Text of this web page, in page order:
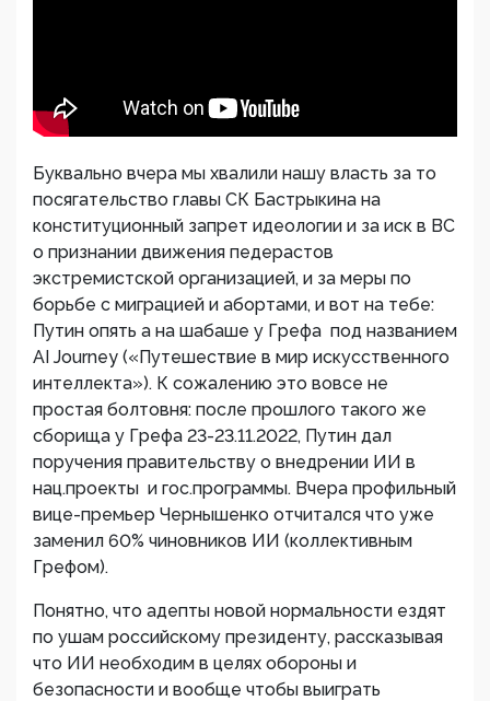
Буквально вчера мы хвалили нашу власть за то
посягательство главы СК Бастрыкина на
конституционный запрет идеологии и за иск в ВС
о признании движения педерастов
экстремистской организацией, и за меры по
борьбе с миграцией и абортами, и вот на тебе:
Путин опять а на шабаше у Грефа под названием
AI Journey («Путешествие в мир искусственного
интеллекта»). К сожалению это вовсе не
простая болтовня: после прошлого такого же
сборища у Грефа 23-23.11.2022, Путин дал
поручения правительству о внедрении ИИ в
нац.проекты и гос.программы. Вчера профильный
вице-премьер Чернышенко отчитался что уже
заменил 60% чиновников ИИ (коллективным
Грефом).
Понятно, что адепты новой нормальности ездят
по ушам российскому президенту, рассказывая
что ИИ необходим в целях обороны и
безопасности и вообще чтобы выиграть